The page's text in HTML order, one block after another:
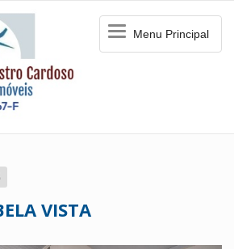
MenuMenu Principal
VISTA